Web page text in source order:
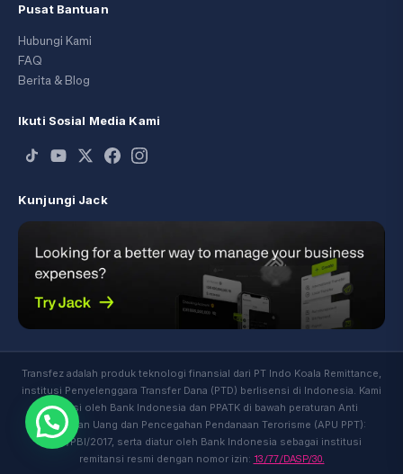
Pusat Bantuan
Hubungi Kami
FAQ
Berita & Blog
Ikuti Sosial Media Kami
Kunjungi Jack
Transfez adalah produk teknologi finansial dari PT Indo Koala Remittance,
institusi Penyelenggara Transfer Dana (PTD) berlisensi di Indonesia. Kami
diawasi oleh Bank Indonesia dan PPATK di bawah peraturan Anti
Pencucian Uang dan Pencegahan Pendanaan Terorisme (APU PPT):
19/10/PBI/2017, serta diatur oleh Bank Indonesia sebagai institusi
remitansi resmi dengan nomor izin: 13/77/DASP/30.